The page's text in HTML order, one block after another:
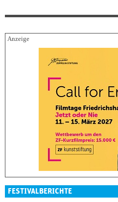
FESTIVALBERICHTE